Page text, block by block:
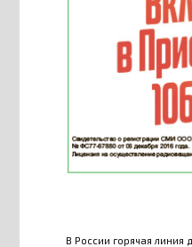
В России горячая линия